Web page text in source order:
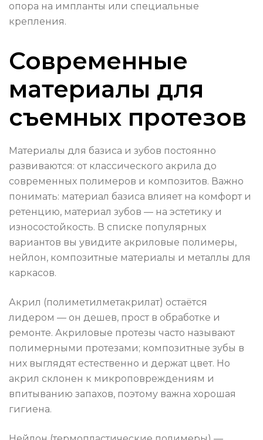
опора на импланты или специальные
крепления.
Современные
материалы для
съемных протезов
Материалы для базиса и зубов постоянно
развиваются: от классического акрила до
современных полимеров и композитов. Важно
понимать: материал базиса влияет на комфорт и
ретенцию, материал зубов — на эстетику и
износостойкость. В списке популярных
вариантов вы увидите акриловые полимеры,
нейлон, композитные материалы и металлы для
каркасов.
Акрил (полиметилметакрилат) остаётся
лидером — он дешев, прост в обработке и
ремонте. Акриловые протезы часто называют
полимерными протезами; композитные зубы в
них выглядят естественно и держат цвет. Но
акрил склонен к микроповреждениям и
впитыванию запахов, поэтому важна хорошая
гигиена.